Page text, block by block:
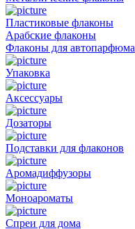
Пластиковые флаконы
Арабские флаконы
Флаконы для автопарфюма
Упаковка
Аксессуары
Дозаторы
Подставки для флаконов
Аромадиффузоры
Моноароматы
Спреи для дома